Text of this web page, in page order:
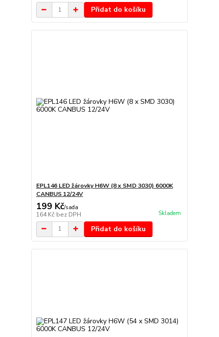
Přidat do košíku
EPL146 LED žárovky H6W (8 x SMD 3030) 6000K
CANBUS 12/24V
199 Kč/sada
164 Kč bez DPH Skladem
Přidat do košíku